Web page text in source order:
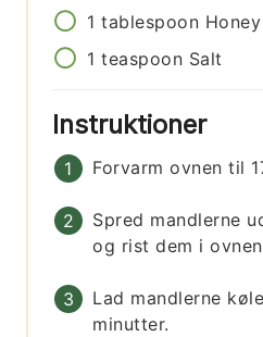
1 tablespoon Honey
1 teaspoon Salt
Instruktioner
Forvarm ovnen til
Spred mandlerne
og rist dem i
Lad mandlerne
minutter.